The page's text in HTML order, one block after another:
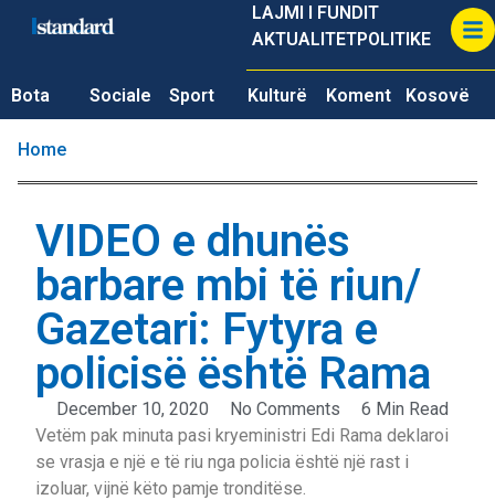
LAJMI I FUNDIT
AKTUALITETPOLITIKE
Bota Sociale Sport Kulturë Koment Kosovë
Home
VIDEO e dhunës
barbare mbi të riun/
Gazetari: Fytyra e
policisë është Rama
December 10, 2020 No Comments
6 Min Read
Vetëm pak minuta pasi kryeministri Edi Rama deklaroi
se vrasja e një e të riu nga policia është një rast i
izoluar, vijnë këto pamje tronditëse.